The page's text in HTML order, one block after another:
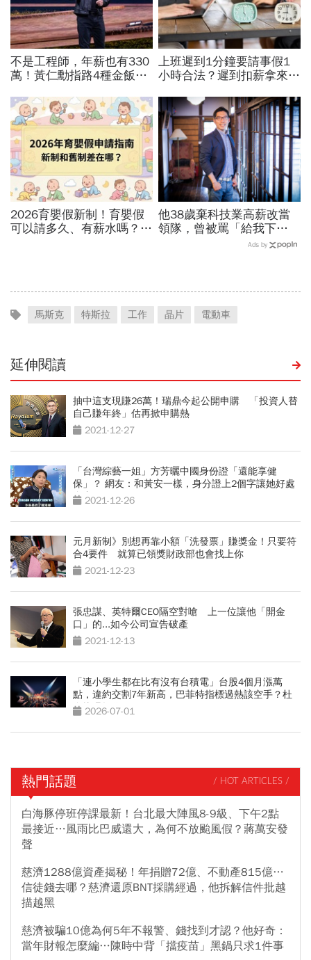
不是工程師，年薪也有330
萬！黃仁勳指路4種金飯
過優渥生活…AI時代搶手職
業曝光
上班遲到1分鐘要請事假1
小時合法？遲到扣薪拿來聚
到不支薪這樣算
2026育嬰假新制！育嬰假
可以請多久、有薪水嗎？育
他38歲棄科技業高薪改當
領隊，曾被罵「給我下
跪」：在台灣很多人怕失
Ads by
馬斯克 特斯拉 工作 晶片 電動車
延伸閱讀
抽中這支現賺26萬！瑞鼎今起公開申購 「投資人替
自己賺年終」估再掀申購熱
2021-12-27
「台灣綜藝一姐」方芳曬中國身份證「還能享健
保」？ 網友：和黃安一樣，身分證上2個字讓她好處
全拿2021-12-26
元月新制》別想再靠小額「洗發票」賺獎金！只要符
合4要件 就算已領獎財政部也會找上你
2021-12-23
張忠謀、英特爾CEO隔空對嗆 上一位讓他「開金
口」的...如今公司宣告破產
2021-12-13
「連小學生都在比有沒有台積電」台股4個月漲萬
點，違約交割7年新高，巴菲特指標過熱該空手？杜
金龍曝操作
2026-07-01
熱門話題 / HOT ARTICLES /
白海豚停班停課最新！台北最大陣風8-9級、下午2點
最接近…風雨比巴威還大，為何不放颱風假？蔣萬安發
聲
慈濟1288億資產揭秘！年捐贈72億、不動產815億…
信徒錢去哪？慈濟還原BNT採購經過，他拆解信件批越
描越黑
慈濟被騙10億為何5年不報警、錢找到才認？他好奇：
當年財報怎麼編…陳時中背「擋疫苗」黑鍋只求1件事